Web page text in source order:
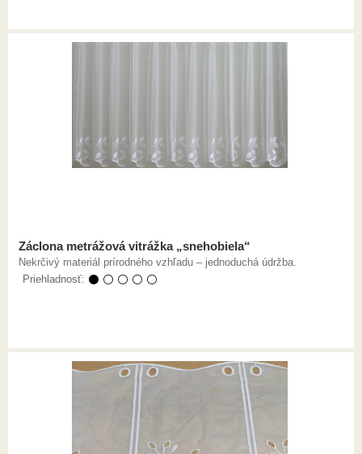
Záclona metrážová vitrážka „snehobiela“
Nekrčivý materiál prírodného vzhľadu – jednoduchá údržba.
Priehladnosť: ⚫ ⚪ ⚪ ⚪ ⚪